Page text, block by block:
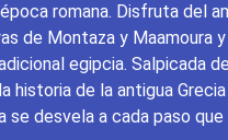
romana. Disfruta del
de Montaza y Maamoura
egipcia. Salpicada
historia de la antigua
se desvela a cada paso que